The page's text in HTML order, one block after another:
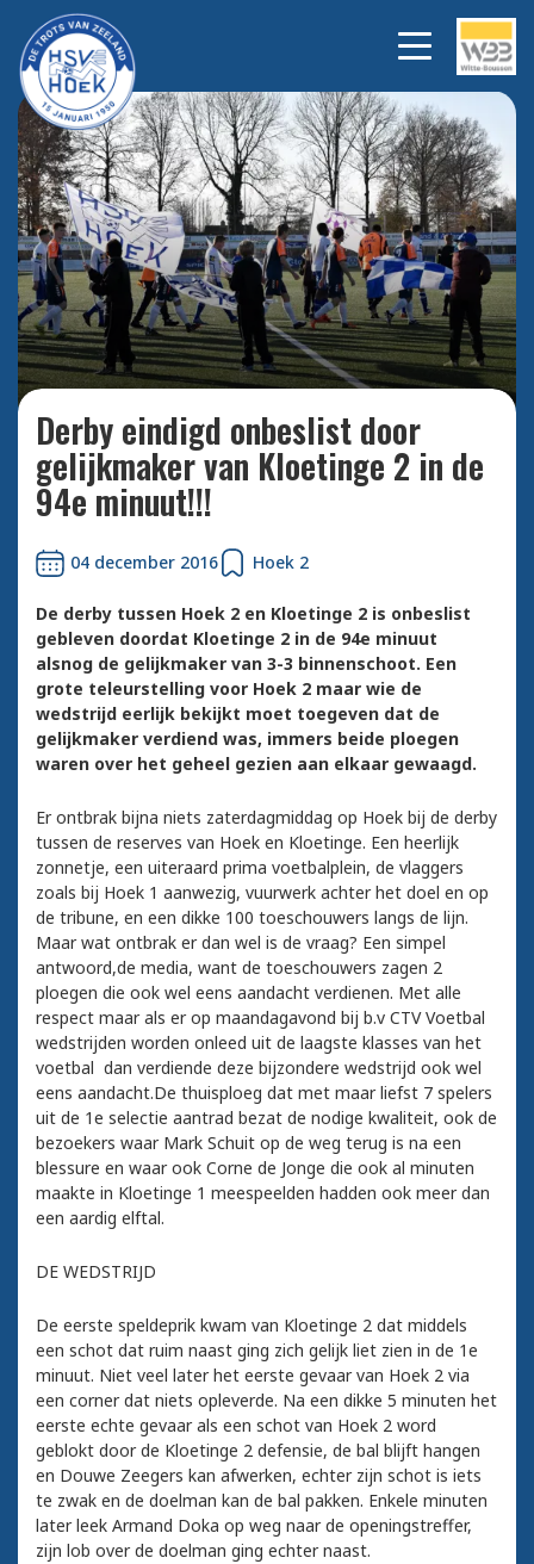
Vlaggertjes zoals bij Hoek 1
mochten vandaag bij de Derby
tegen Kloetinge niet ontbreken.
Bekijk
alle
foto's
Derby eindigd onbeslist door
gelijkmaker van Kloetinge 2 in de
94e minuut!!!
04 december 2016 Hoek 2
De derby tussen Hoek 2 en Kloetinge 2 is onbeslist
gebleven doordat Kloetinge 2 in de 94e minuut
alsnog de gelijkmaker van 3-3 binnenschoot. Een
grote teleurstelling voor Hoek 2 maar wie de
wedstrijd eerlijk bekijkt moet toegeven dat de
gelijkmaker verdiend was, immers beide ploegen
waren over het geheel gezien aan elkaar gewaagd.
Er ontbrak bijna niets zaterdagmiddag op Hoek bij de derby
tussen de reserves van Hoek en Kloetinge. Een heerlijk
zonnetje, een uiteraard prima voetbalplein, de vlaggers
zoals bij Hoek 1 aanwezig, vuurwerk achter het doel en op
de tribune, en een dikke 100 toeschouwers langs de lijn.
Maar wat ontbrak er dan wel is de vraag? Een simpel
antwoord,de media, want de toeschouwers zagen 2
ploegen die ook wel eens aandacht verdienen. Met alle
respect maar als er op maandagavond bij b.v CTV Voetbal
wedstrijden worden onleed uit de laagste klasses van het
voetbal dan verdiende deze bijzondere wedstrijd ook wel
eens aandacht.De thuisploeg dat met maar liefst 7 spelers
uit de 1e selectie aantrad bezat de nodige kwaliteit, ook de
bezoekers waar Mark Schuit op de weg terug is na een
blessure en waar ook Corne de Jonge die ook al minuten
maakte in Kloetinge 1 meespeelden hadden ook meer dan
een aardig elftal.
DE WEDSTRIJD
De eerste speldeprik kwam van Kloetinge 2 dat middels
een schot dat ruim naast ging zich gelijk liet zien in de 1e
minuut. Niet veel later het eerste gevaar van Hoek 2 via
een corner dat niets opleverde. Na een dikke 5 minuten het
eerste echte gevaar als een schot van Hoek 2 word
geblokt door de Kloetinge 2 defensie, de bal blijft hangen
en Douwe Zeegers kan afwerken, echter zijn schot is iets
te zwak en de doelman kan de bal pakken. Enkele minuten
later leek Armand Doka op weg naar de openingstreffer,
zijn lob over de doelman ging echter naast.